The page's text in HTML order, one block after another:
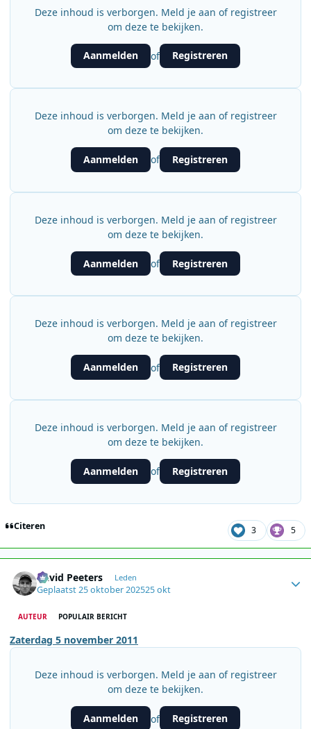
Deze inhoud is verborgen. Meld je aan of registreer
om deze te bekijken.
Aanmelden of Registreren
Deze inhoud is verborgen. Meld je aan of registreer
om deze te bekijken.
Aanmelden of Registreren
Deze inhoud is verborgen. Meld je aan of registreer
om deze te bekijken.
Aanmelden of Registreren
Deze inhoud is verborgen. Meld je aan of registreer
om deze te bekijken.
Aanmelden of Registreren
Deze inhoud is verborgen. Meld je aan of registreer
om deze te bekijken.
Aanmelden of Registreren
Citeren 3 5
David Peeters Leden
Geplaatst25 oktober 202525 okt
AUTEUR POPULAIR BERICHT
Zaterdag 5 november 2011
Deze inhoud is verborgen. Meld je aan of registreer
om deze te bekijken.
Aanmelden of Registreren